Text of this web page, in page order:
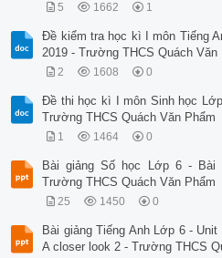
5 1662 1
Đề kiểm tra học kì I môn Tiếng
2019 - Trường THCS Quách Văn
2 1608 0
Đề thi học kì I môn Sinh học
Trường THCS Quách Văn Phẩm
1 1464 0
Bài giảng Số học Lớp 6 -
Trường THCS Quách Văn Phẩm
25 1450 0
Bài giảng Tiếng Anh Lớp 6 -
A closer look 2 - Trường THCS